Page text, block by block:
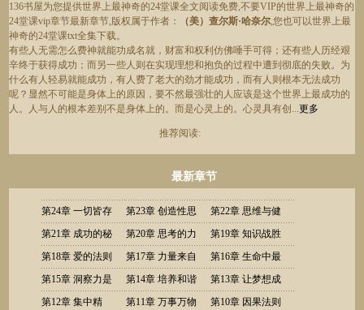
136书屋为您提供世界上最神奇的24堂课全文阅读免费,不要VIP的世界上最神奇的
24堂课vip章节最新章节,版权属于作者：
（美）查尔斯·哈奈尔,您也可以世界上最
神奇的24堂课txt全集下载。
有些人无需怎么费神就能功成名就，财富和权利仿佛唾手可得；还有些人历经艰
辛终于获得成功；而另一些人则在实现理想和抱负的过程中遭到彻底的失败。为
什么有人轻易就能成功，有人费了老大的劲才能成功，而有人则根本无法成功
呢？显然不可能是身体上的原因，要不然最强壮的人应该是这个世界上最成功的
人。人与人的根本差别不是身体上的。而是心灵上的。心灵具有创...更多
推荐阅读:
最新章节
第24章 一切皆存
你心中
第23章 创造性思
维
第22章 思维与健
康
第21章 成功的秘
诀
第20章 思考的力
量
第19章 知识战胜
恐惧
第18章 爱的法则
第17章 力量来自
镇静
第16章 生命中最
重要的是什么
第15章 洞察力是
心灵的力量
第14章 培养和谐
的精神态度
第13章 让梦想成
真
第12章 集中精
第11章 万事万物
第10章 因果法则